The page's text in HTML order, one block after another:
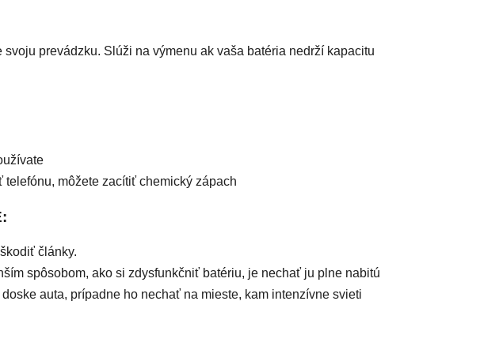
prevádzku. Slúži na výmenu ak vaša batéria nedrží kapacitu
môžete zacítiť chemický zápach
články.
spôsobom, ako si zdysfunkčniť batériu, je nechať ju plne nabitú
auta, prípadne ho nechať na mieste, kam intenzívne svieti